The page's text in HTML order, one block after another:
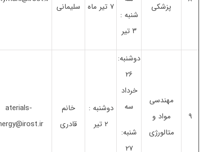
پزشکی
شنبه :
۳ تیر
۷ تیر ماه
سلیمانی
۹
مهندسی
مواد و
متالورژی
دوشنبه:
۲۶
خرداد
سه
شنبه:
۲۷
دوشنبه :
۲ تیر
خانم
قادری
aterials-